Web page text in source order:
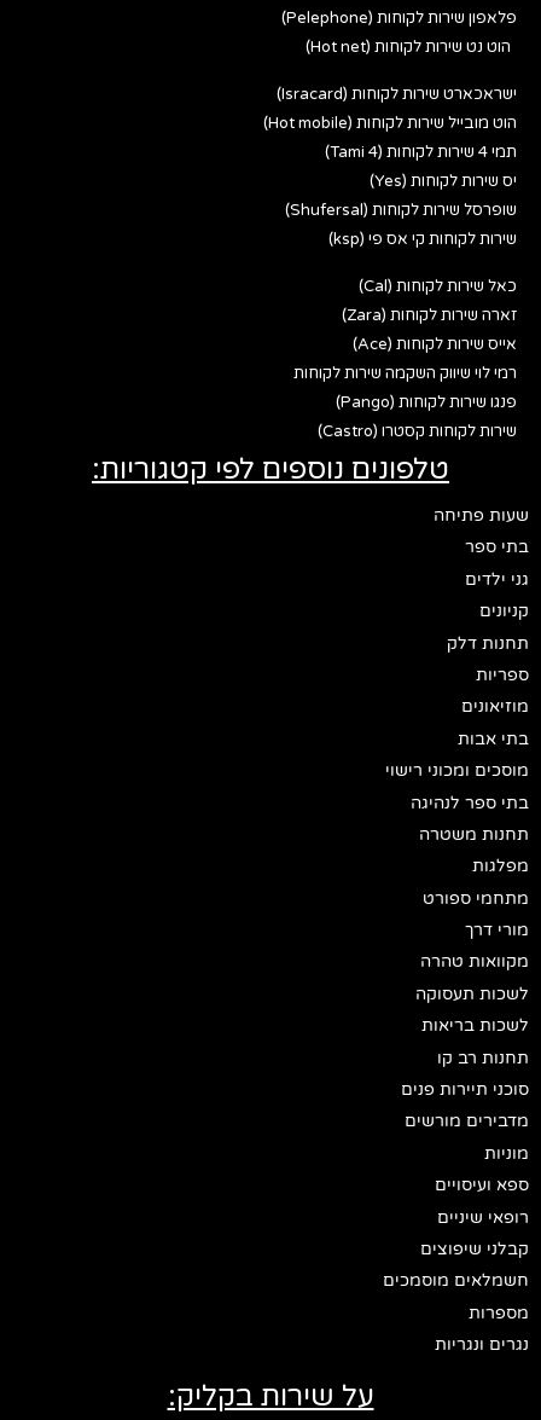
פלאפון שירות לקוחות (Pelephone)
הוט נט שירות לקוחות (Hot net)
ישראכארט שירות לקוחות (Isracard)
הוט מובייל שירות לקוחות (Hot mobile)
תמי 4 שירות לקוחות (Tami 4)
יס שירות לקוחות (Yes)
שופרסל שירות לקוחות (Shufersal)
שירות לקוחות קי אס פי (ksp)
כאל שירות לקוחות (Cal)
זארה שירות לקוחות (Zara)
אייס שירות לקוחות (Ace)
רמי לוי שיווק השקמה שירות לקוחות
פנגו שירות לקוחות (Pango)
שירות לקוחות קסטרו (Castro)
טלפונים נוספים לפי קטגוריות:
שעות פתיחה
בתי ספר
גני ילדים
קניונים
תחנות דלק
ספריות
מוזיאונים
בתי אבות
מוסכים ומכוני רישוי
בתי ספר לנהיגה
תחנות משטרה
מפלגות
מתחמי ספורט
מורי דרך
מקוואות טהרה
לשכות תעסוקה
לשכות בריאות
תחנות רב קו
סוכני תיירות פנים
מדבירים מורשים
מוניות
ספא ועיסויים
רופאי שיניים
קבלני שיפוצים
חשמלאים מוסמכים
מספרות
נגרים ונגריות
על שירות בקליק: